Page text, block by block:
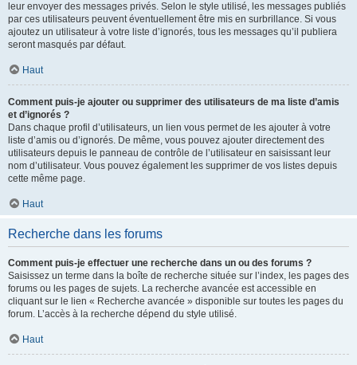
leur envoyer des messages privés. Selon le style utilisé, les messages publiés
par ces utilisateurs peuvent éventuellement être mis en surbrillance. Si vous
ajoutez un utilisateur à votre liste d’ignorés, tous les messages qu’il publiera
seront masqués par défaut.
Haut
Comment puis-je ajouter ou supprimer des utilisateurs de ma liste d’amis
et d’ignorés ?
Dans chaque profil d’utilisateurs, un lien vous permet de les ajouter à votre
liste d’amis ou d’ignorés. De même, vous pouvez ajouter directement des
utilisateurs depuis le panneau de contrôle de l’utilisateur en saisissant leur
nom d’utilisateur. Vous pouvez également les supprimer de vos listes depuis
cette même page.
Haut
Recherche dans les forums
Comment puis-je effectuer une recherche dans un ou des forums ?
Saisissez un terme dans la boîte de recherche située sur l’index, les pages des
forums ou les pages de sujets. La recherche avancée est accessible en
cliquant sur le lien « Recherche avancée » disponible sur toutes les pages du
forum. L’accès à la recherche dépend du style utilisé.
Haut